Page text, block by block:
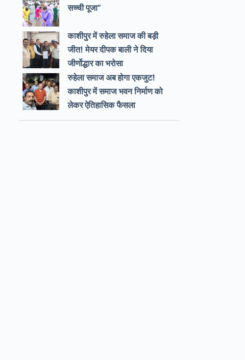
सच्ची पूजा”
काशीपुर में रुहेला समाज की बड़ी
जीत! मेयर दीपक बाली ने दिया
जीर्णोद्धार का भरोसा
रुहेला समाज अब होगा एकजुट!
काशीपुर में समाज भवन निर्माण को
लेकर ऐतिहासिक फैसला